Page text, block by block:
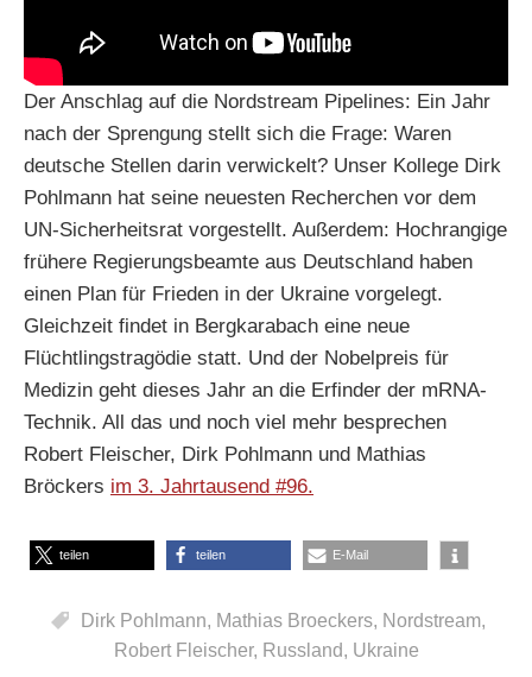
Der Anschlag auf die Nordstream Pipelines: Ein Jahr
nach der Sprengung stellt sich die Frage: Waren
deutsche Stellen darin verwickelt? Unser Kollege Dirk
Pohlmann hat seine neuesten Recherchen vor dem
UN-Sicherheitsrat vorgestellt. Außerdem: Hochrangige
frühere Regierungsbeamte aus Deutschland haben
einen Plan für Frieden in der Ukraine vorgelegt.
Gleichzeit findet in Bergkarabach eine neue
Flüchtlingstragödie statt. Und der Nobelpreis für
Medizin geht dieses Jahr an die Erfinder der mRNA-
Technik. All das und noch viel mehr besprechen
Robert Fleischer, Dirk Pohlmann und Mathias
Bröckers im 3. Jahrtausend #96.
teilen teilen E-Mail
Dirk Pohlmann, Mathias Broeckers, Nordstream,
Robert Fleischer, Russland, Ukraine